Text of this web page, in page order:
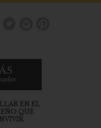
EN EL
QUE